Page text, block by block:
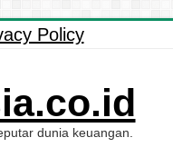
Policy
dunia keuangan.